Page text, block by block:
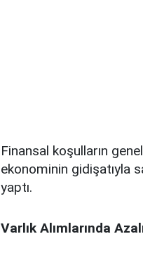
Finansal koşulların
ekonominin gidişatıyla
yaptı.
Varlık Alımlarında